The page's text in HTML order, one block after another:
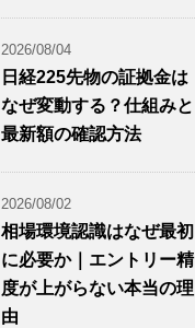
2026/08/04
日経225先物の証拠金は
なぜ変動する？仕組みと
最新額の確認方法
2026/08/02
相場環境認識はなぜ最初
に必要か｜エントリー精
度が上がらない本当の理
由